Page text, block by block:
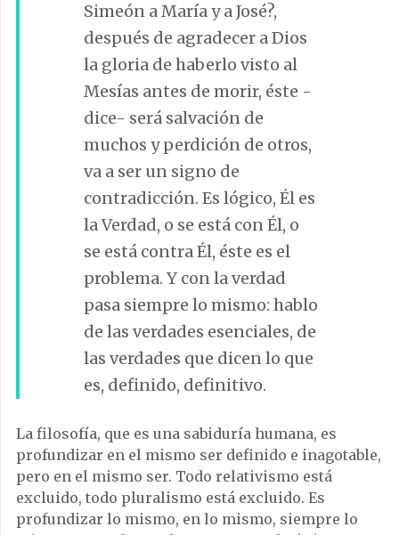
Simeón a María y a José?,
después de agradecer a Dios
la gloria de haberlo visto al
Mesías antes de morir, éste -
dice- será salvación de
muchos y perdición de otros,
va a ser un signo de
contradicción. Es lógico, Él es
la Verdad, o se está con Él, o
se está contra Él, éste es el
problema. Y con la verdad
pasa siempre lo mismo: hablo
de las verdades esenciales, de
las verdades que dicen lo que
es, definido, definitivo.
La filosofía, que es una sabiduría humana, es
profundizar en el mismo ser definido e inagotable,
pero en el mismo ser. Todo relativismo está
excluido, todo pluralismo está excluido. Es
profundizar lo mismo, en lo mismo, siempre lo